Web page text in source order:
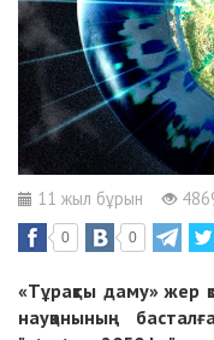
11 жыл бұрын
0 0
«Тұрақты даму» жер
науқанының бастал